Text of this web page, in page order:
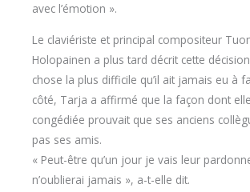
avec l’émotion ».
Le claviériste et principal compositeur
Holopainen a plus tard décrit cette
chose la plus difficile qu’il ait jamais eu à
côté, Tarja a affirmé que la façon dont
congédiée prouvait que ses anciens
pas ses amis.
« Peut-être qu’un jour je vais leur
n’oublierai jamais », a-t-elle dit.